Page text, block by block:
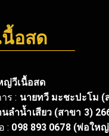
อสด
ญ่วีเนื้อสด
ร : นายทวี มะชะปะโม (
นลำน้ำเสียว (สาขา 3)
: 098 893 0678 (พ่อให